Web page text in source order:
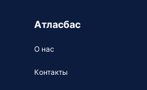
Атласбас
О нас
Контакты